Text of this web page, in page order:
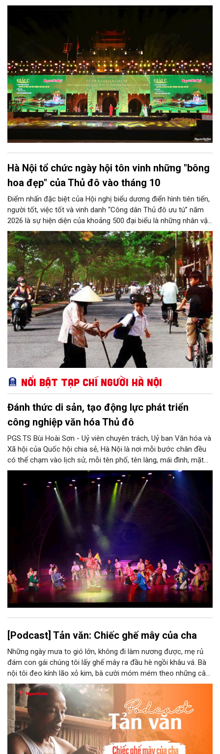
thời thiết thực hướng tới kỷ niệm 72 năm Ngày Giải phóng Thủ
hoạch tổ chức Giải Báo chí về Phát triển văn hóa và xây dựng
người Hà Nội thanh lịch, văn minh lần thứ IX- năm 2026.
Hà Nội tổ chức ngày hội tôn vinh những "bông
hoa đẹp" của Thủ đô vào tháng 10
Điểm nhấn đặc biệt của Hội nghị biểu dương điển hình tiên tiến,
người tốt, việc tốt và vinh danh “Công dân Thủ đô ưu tú” năm
2026 là sự hiện diện của khoảng 500 đại biểu là những nhân vật
trực tiếp được tôn vinh, các tác giả xuất sắc đoạt giải trong
Cuộc thi viết về gương điển hình tiên tiến, cùng những gương
mặt bước ra từ trang sách "Những bông hoa đẹp" của Thành
phố năm 2026.
Nổi bật Tạp chí Người Hà Nội
Đánh thức di sản, tạo động lực phát triển
công nghiệp văn hóa Thủ đô
PGS.TS Bùi Hoài Sơn - Uỷ viên chuyên trách, Uỷ ban Văn hóa và
Xã hội của Quốc hội chia sẻ, Hà Nội là nơi mỗi bước chân đều
có thể chạm vào lịch sử, mỗi tên phố, tên làng, mái đình, mặt
hồ, nếp nhà, câu hát, món ăn, làn điệu, nghề thủ công đều có
thể kể một câu chuyện về chiều sâu văn hiến của dân tộc.
Nhưng trong kỷ nguyên mới, câu hỏi đặt ra không chỉ Hà Nội có
bao nhiêu di sản, bao nhiêu văn nghệ sĩ, trí thức, không gian ký
ức, mà là làm thế nào để những giá trị ấy trở thành nguồn lực
phát triển, thành sức mạnh mềm, thành động lực sáng tạo,
thành năng lực cạnh tranh của Thủ đô.
[Podcast] Tản văn: Chiếc ghế mây của cha
Những ngày mưa to gió lớn, không đi làm nương được, mẹ rủ
đám con gái chúng tôi lấy ghế mây ra đầu hè ngồi khâu vá. Bà
nội tôi đeo kính lão xỏ kim, bà cười móm mém theo những câu
chuyện kể tếu táo của đám trẻ chúng tôi. Chiếc ghế mây phát
ra âm thanh kin kít chịu đựng sức nặng cơ thể con người theo
những điệu cười khúc khích.